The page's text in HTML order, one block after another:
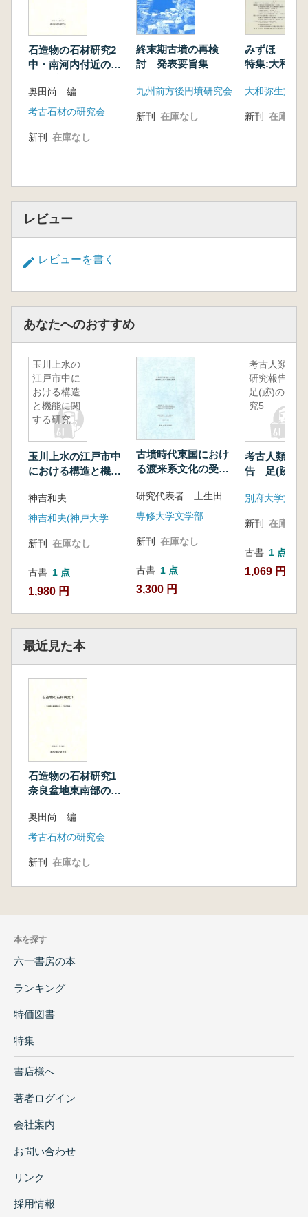
石造物の石材研究2
中・南河内付近の
奥田尚 編
考古石材の研究会
新刊 在庫なし
終末期古墳の再検
討 発表要旨集
九州前方後円墳研究会
新刊 在庫なし
みずほ 第
特集:大和・
大和弥生文化
新刊 在庫なし
レビュー
レビューを書く
あなたへのおすすめ
玉川上水の
江戸市中に
おける構造
と機能に関
する研究
玉川上水の江戸市中
における構造と機能
神吉和夫
新刊 在庫なし
古書 1 点
1,980 円
古墳時代東国におけ
る渡来系文化の受容
専修大学文学部
新刊 在庫なし
古書 1 点
3,300 円
考古人類学
研究報告
足(跡)の研
究5
考古人類学
告 足(跡)の
新刊 在庫なし
古書 1 点
1,069 円
最近見た本
石造物の石材研究1
奈良盆地東南部の
奥田尚 編
考古石材の研究会
新刊 在庫なし
本を探す
六一書房の本
ランキング
特価図書
特集
書店様へ
著者ログイン
会社案内
お問い合わせ
リンク
採用情報